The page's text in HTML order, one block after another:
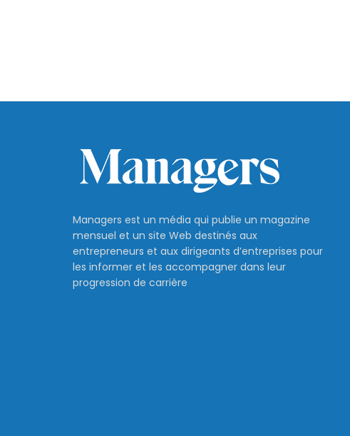
Managers est un média qui publie un magazine
mensuel et un site Web destinés aux
entrepreneurs et aux dirigeants d’entreprises pour
les informer et les accompagner dans leur
progression de carrière